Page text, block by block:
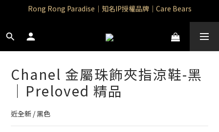
Rong Rong Paradise｜知名IP授權品牌｜Care Bears
Rong Rong Paradise｜知名IP授權品牌｜Care Bears
Rong Rong Selection服 飾 | 自 訂 品 牌 服 飾
Rong Rong Paradise｜知名IP授權品牌｜Care Bears
Chanel 金屬珠飾夾指涼鞋-黑
｜Preloved 精品
近全新 / 黑色